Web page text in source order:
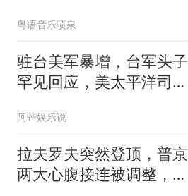
粤语音乐喷泉
驻台美军暴增，台军头子
罕见回应，美太平洋司令
阿芒娱乐说
拉夫罗夫突然登顶，普京
两大心腹接连被调整，究